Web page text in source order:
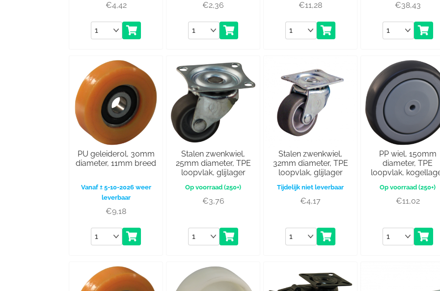
€4,42
Aantal
€2,36
Aantal
€11,28
Aantal
€38,43
Aantal
PU geleiderol, 30mm
diameter, 11mm breed
Vanaf ± 5-10-2026 weer
leverbaar
€9,18
Aantal
Stalen zwenkwiel,
25mm diameter, TPE
loopvlak, glijlager
(250+)
€3,76
Aantal
Stalen zwenkwiel,
32mm diameter, TPE
loopvlak, glijlager
Tijdelijk niet leverbaar
€4,17
Aantal
PP wiel, 150mm
diameter, TPE
loopvlak,
(250+)
€11,02
Aantal